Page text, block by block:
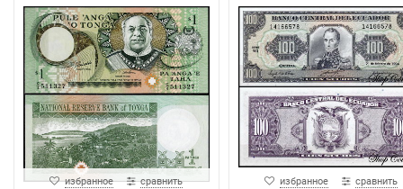
избранное сравнить избранное сравнить